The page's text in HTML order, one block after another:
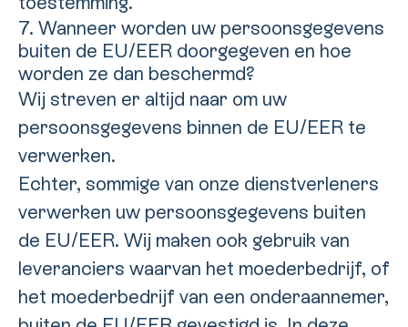
7. Wanneer worden uw persoonsgegevens
buiten de EU/EER doorgegeven en hoe
worden ze dan beschermd?
Wij streven er altijd naar om uw
persoonsgegevens binnen de EU/EER te
verwerken.
Echter, sommige van onze dienstverleners
verwerken uw persoonsgegevens buiten
de EU/EER. Wij maken ook gebruik van
leveranciers waarvan het moederbedrijf, of
het moederbedrijf van een onderaannemer,